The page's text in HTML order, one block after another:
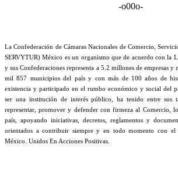
-o00o-
La Confederación de Cámaras Nacionales de Comercio,
SERVYTUR) México es un organismo que de acuerdo con la
y sus Confederaciones representa a 5.2 millones de empresas y
mil 857 municipios del país y con más de 100 años de
existencia y participado en el rumbo económico y social del
ser una institución de interés público, ha tenido entre sus
representar, promover y defender con firmeza al Comercio,
país, apoyando iniciativas, decretos, reglamentos y
orientados a contribuir siempre y en todo momento con el
México. Unidos En Acciones Positivas.